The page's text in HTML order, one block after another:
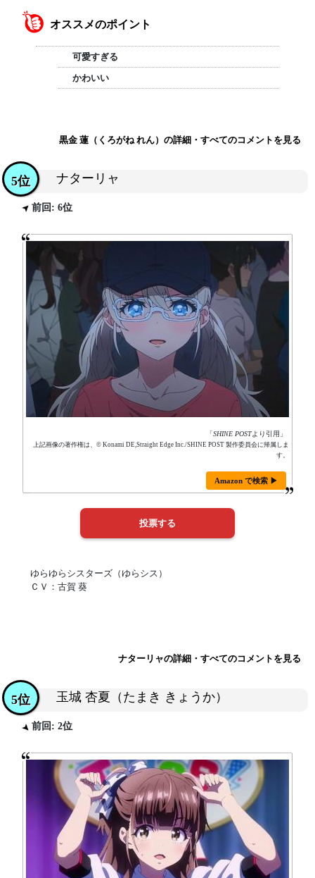
オススメのポイント
可愛すぎる
かわいい
黒金 蓮（くろがね れん）の詳細・すべてのコメントを見る
ナターリャ
5位
前回: 6位
「SHINE POSTより引用」
上記画像の著作権は、© Konami DE,Straight Edge Inc./SHINE POST 製作委員会に帰属しま
す。
Amazon で検索 ▶
ゆらゆらシスターズ（ゆらシス）
ＣＶ：古賀 葵
ナターリャの詳細・すべてのコメントを見る
玉城 杏夏（たまき きょうか）
5位
前回: 2位